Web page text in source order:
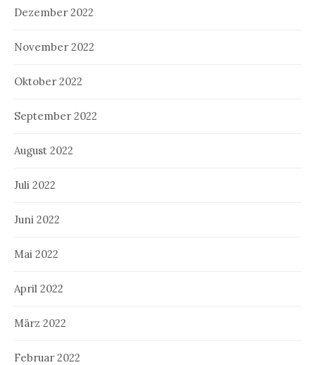
Dezember 2022
November 2022
Oktober 2022
September 2022
August 2022
Juli 2022
Juni 2022
Mai 2022
April 2022
März 2022
Februar 2022